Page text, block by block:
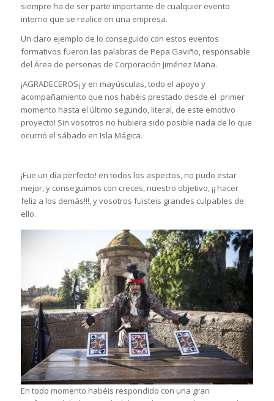
siempre ha de ser parte importante de cualquier evento
interno que se realice en una empresa.
Un claro ejemplo de lo conseguido con estos eventos
formativos fueron las palabras de Pepa Gaviño, responsable
del Área de personas de Corporación Jiménez Maña.
¡AGRADECEROS¡ y en mayúsculas, todo el apoyo y
acompañamiento que nos habéis prestado desde el primer
momento hasta el último segundo, literal, de este emotivo
proyecto! Sin vosotros no hubiera sido posible nada de lo que
ocurrió el sábado en Isla Mágica.
¡Fue un día perfecto! en todos los aspectos, no pudo estar
mejor, y conseguimos con creces, nuestro objetivo, ¡¡ hacer
feliz a los demás!!!, y vosotros fuisteis grandes culpables de
ello.
En todo momento habéis respondido con una gran